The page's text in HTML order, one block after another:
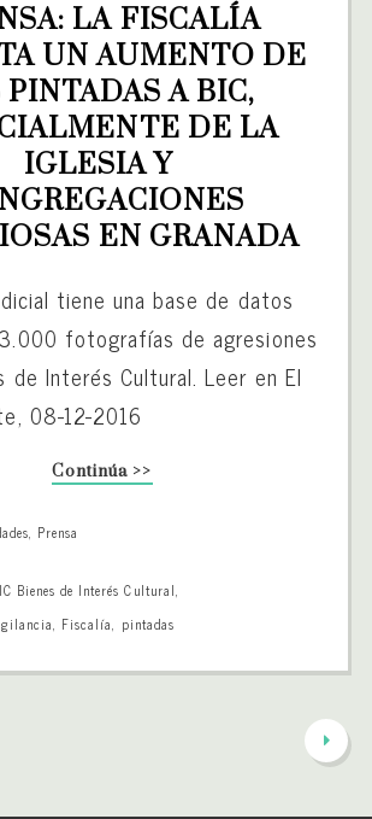
LA FISCALÍA
UN AUMENTO DE
PINTADAS A BIC,
DE LA
IGLESIA Y
EN GRANADA
tiene una base de datos
fotografías de agresiones
de Interés Cultural. Leer en El
08-12-2016
Continúa >>
, Prensa
Bienes de Interés Cultural,
, Fiscalía, pintadas